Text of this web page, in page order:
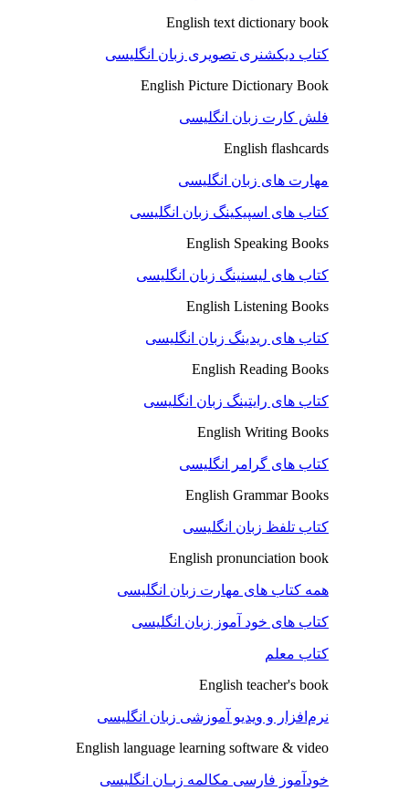
English text dictionary book
کتاب دیکشنری تصویری زبان انگلیسی
English Picture Dictionary Book
فلش کارت زبان انگلیسی
English flashcards
مهارت های زبان انگلیسی
کتاب های اسپیکینگ زبان انگلیسی
English Speaking Books
کتاب های لیسنینگ زبان انگلیسی
English Listening Books
کتاب های ریدینگ زبان انگلیسی
English Reading Books
کتاب های رایتینگ زبان انگلیسی
English Writing Books
کتاب های گرامر انگلیسی
English Grammar Books
کتاب تلفظ زبان انگلیسی
English pronunciation book
همه کتاب های مهارت زبان انگلیسی
کتاب های خود آموز زبان انگلیسی
کتاب معلم
English teacher's book
نرم‌افزار و ویدیو آموزشی زبان انگلیسی
English language learning software & video
خودآموز فارسی مکالمه زبـان انگلیسی